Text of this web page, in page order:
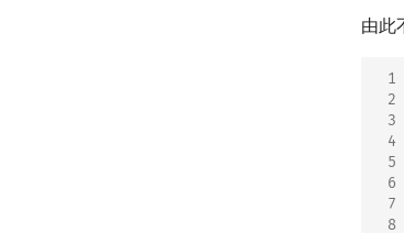
由此
1
2
3
4
5
6
7
8